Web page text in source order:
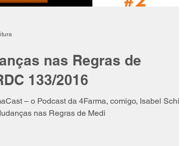
nas Regras de
133/2016
– o Podcast da 4Farma, comigo, Isabel Schittini.
nas Regras de Medi